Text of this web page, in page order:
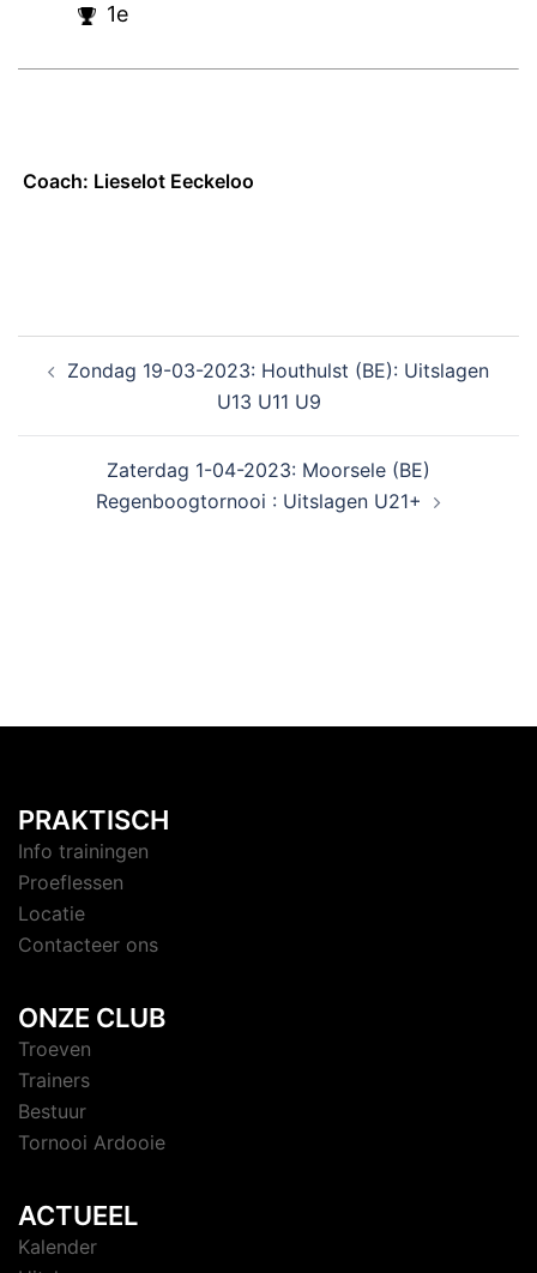
1e
Coach: Lieselot Eeckeloo
Zondag 19-03-2023: Houthulst (BE): Uitslagen
U13 U11 U9
Zaterdag 1-04-2023: Moorsele (BE)
Regenboogtornooi : Uitslagen U21+
PRAKTISCH
Info trainingen
Proeflessen
Locatie
Contacteer ons
ONZE CLUB
Troeven
Trainers
Bestuur
Tornooi Ardooie
ACTUEEL
Kalender